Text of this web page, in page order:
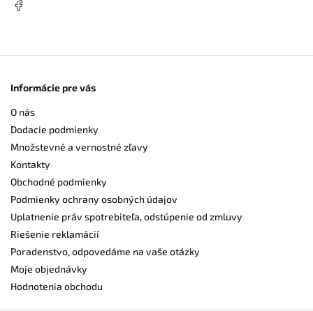
Informácie pre vás
O nás
Dodacie podmienky
Množstevné a vernostné zľavy
Kontakty
Obchodné podmienky
Podmienky ochrany osobných údajov
Uplatnenie práv spotrebiteľa, odstúpenie od zmluvy
Riešenie reklamácií
Poradenstvo, odpovedáme na vaše otázky
Moje objednávky
Hodnotenia obchodu